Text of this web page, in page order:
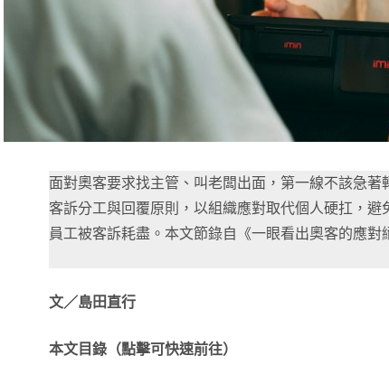
面對奧客要求找主管、叫老闆出面，第一線不該急
客訴分工與回覆原則，以組織應對取代個人硬扛，
員工被客訴耗盡。本文節錄自《一眼看出奧客的應對
文／島田直行
本文目錄（點擊可快速前往）